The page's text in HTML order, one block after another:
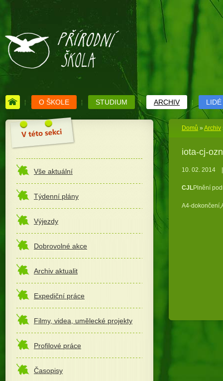
O ŠKOLE STUDIUM ARCHIV LIDÉ
Vše aktuální
Týdenní plány
Výjezdy
Dobrovolné akce
Archiv aktualit
Expediční práce
Filmy, videa, umělecké projekty
Profilové práce
Časopisy
Domů » Archiv
iota-cj-
10. 02. 2014
CJLPlnění
A4-